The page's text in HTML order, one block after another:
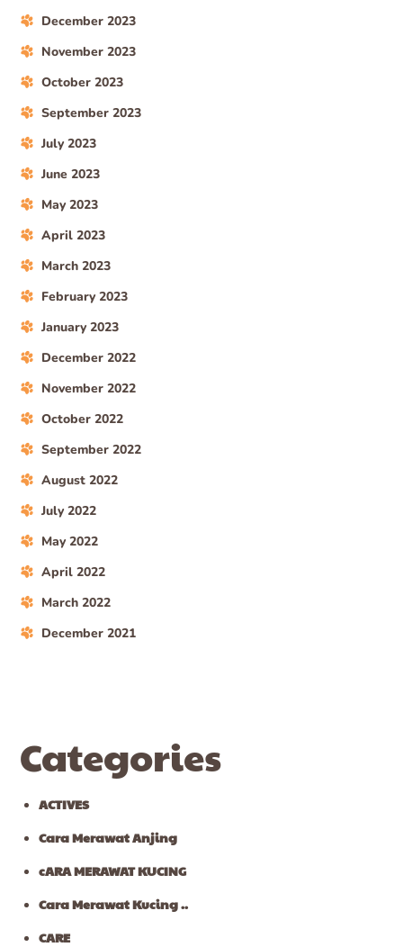
December 2023
November 2023
October 2023
September 2023
July 2023
June 2023
May 2023
April 2023
March 2023
February 2023
January 2023
December 2022
November 2022
October 2022
September 2022
August 2022
July 2022
May 2022
April 2022
March 2022
December 2021
Categories
ACTIVES
Cara Merawat Anjing
cARA MERAWAT KUCING
Cara Merawat Kucing ..
CARE